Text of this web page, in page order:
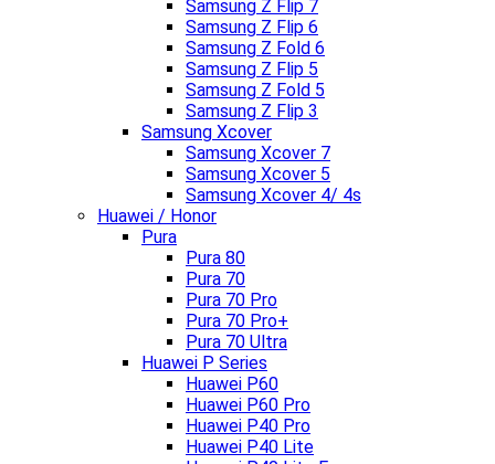
Samsung Z Flip 7
Samsung Z Flip 6
Samsung Z Fold 6
Samsung Z Flip 5
Samsung Z Fold 5
Samsung Z Flip 3
Samsung Xcover
Samsung Xcover 7
Samsung Xcover 5
Samsung Xcover 4/ 4s
Huawei / Honor
Pura
Pura 80
Pura 70
Pura 70 Pro
Pura 70 Pro+
Pura 70 Ultra
Huawei P Series
Huawei P60
Huawei P60 Pro
Huawei P40 Pro
Huawei P40 Lite